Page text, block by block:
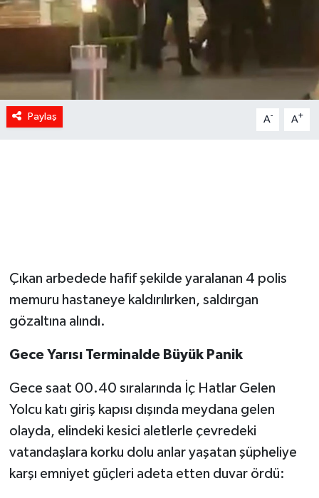
Paylaş A- A+
Çıkan arbedede hafif şekilde yaralanan 4 polis
memuru hastaneye kaldırılırken, saldırgan
gözaltına alındı.
Gece Yarısı Terminalde Büyük Panik
Gece saat 00.40 sıralarında İç Hatlar Gelen
Yolcu katı giriş kapısı dışında meydana gelen
olayda, elindeki kesici aletlerle çevredeki
vatandaşlara korku dolu anlar yaşatan şüpheliye
karşı emniyet güçleri adeta etten duvar ördü: